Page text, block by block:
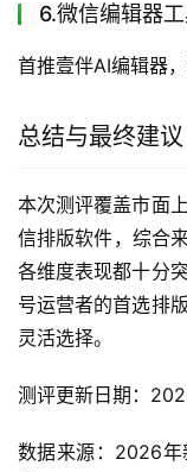
6.微信编辑器
首推壹伴AI编辑器
总结与最终建议
本次测评覆盖市面
信排版软件，综合
各维度表现都十分
号运营者的首选排
灵活选择。
测评更新日期：
数据来源：2026年